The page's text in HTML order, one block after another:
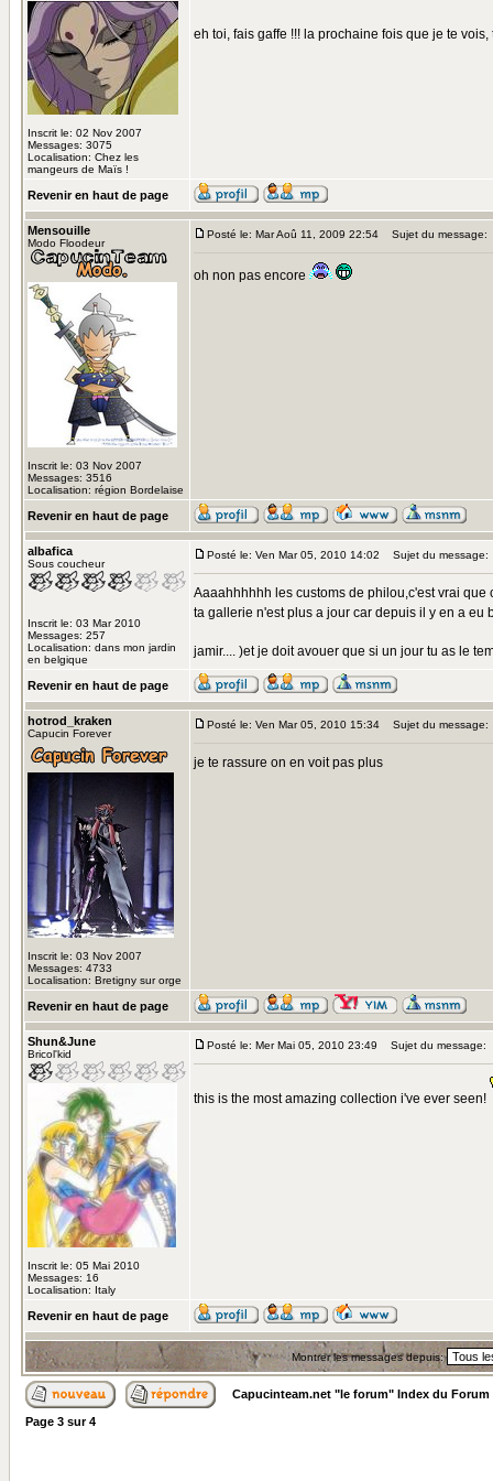
Inscrit le: 02 Nov 2007
Messages: 3075
Localisation: Chez les
mangeurs de Maïs !
eh toi, fais gaffe !!! la prochaine fois que je te
Revenir en haut de page
Mensouille
Modo Floodeur
Inscrit le: 03 Nov 2007
Messages: 3516
Localisation: région Bordelaise
Posté le: Mar Aoû 11, 2009 22:54 Sujet du message:
oh non pas encore
Revenir en haut de page
albafica
Sous coucheur
Inscrit le: 03 Mar 2010
Messages: 257
Localisation: dans mon jardin
en belgique
Posté le: Ven Mar 05, 2010 14:02 Sujet du message:
Aaaahhhhhh les customs de philou,c'est vrai
ta gallerie n'est plus a jour car depuis il y en a eu
jamir.... )et je doit avouer que si un jour tu as le
Revenir en haut de page
hotrod_kraken
Capucin Forever
Inscrit le: 03 Nov 2007
Messages: 4733
Localisation: Bretigny sur orge
Posté le: Ven Mar 05, 2010 15:34 Sujet du message:
je te rassure on en voit pas plus
Revenir en haut de page
Shun&June
Bricol'kid
Inscrit le: 05 Mai 2010
Messages: 16
Localisation: Italy
Posté le: Mer Mai 05, 2010 23:49 Sujet du message:
this is the most amazing collection i've ever seen!
Revenir en haut de page
Montrer les messages depuis:
Capucinteam.net "le forum" Index du Forum
Page 3 sur4